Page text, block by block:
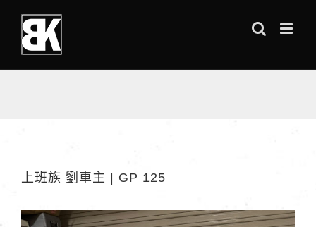
content
上班族 劉車主 | GP 125